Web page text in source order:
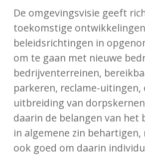
De omgevingsvisie geeft
toekomstige
beleidsrichtingen in
om te gaan met nieuwe
bedrijventerreinen,
parkeren, reclame-uitingen,
uitbreiding van
daarin de belangen van het
in algemene zin behartigen,
ook goed om daarin